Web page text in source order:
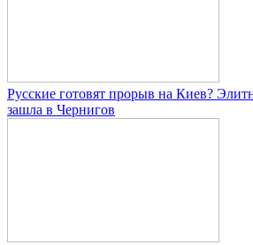
Русские готовят прорыв на Киев?
зашла в Чернигов